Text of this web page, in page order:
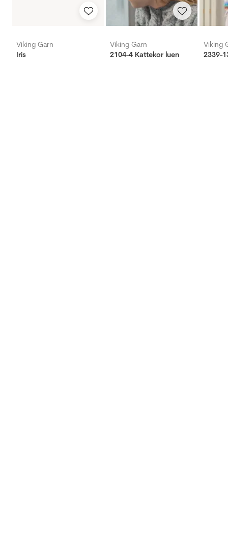
Viking Garn
Iris
Viking Garn
2104-4 Kattekor luen
Viking